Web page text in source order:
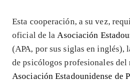
Esta cooperación, a su vez,
oficial de la Asociación
(APA, por sus siglas en inglés),
de psicólogos profesionales del
Asociación Estadounidense de